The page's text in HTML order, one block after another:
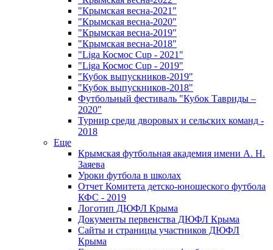
"Крымская весна-2021"
"Крымская весна-2020"
"Крымская весна-2019"
"Крымская весна-2018"
"Liga Космос Cup - 2021"
"Liga Космос Cup - 2019"
"Кубок выпускников-2019"
"Кубок выпускников-2018"
Футбольный фестиваль "Кубок Тавриды –
2020"
Турнир среди дворовых и сельских команд -
2018
Еще
Крымская футбольная академия имени А. Н.
Заяева
Уроки футбола в школах
Отчет Комитета детско-юношеского футбола
КФС - 2019
Логотип ДЮФЛ Крыма
Документы первенства ДЮФЛ Крыма
Сайты и страницы участников ДЮФЛ
Крыма